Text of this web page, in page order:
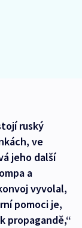
ruský
ve
jeho další
a
vyvolal,
pomoci je,
propagandě,“